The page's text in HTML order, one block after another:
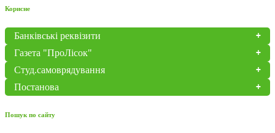
Корисне
Банківські реквізити
Газета "ПроЛісок"
Студ.самоврядування
Постанова
Пошук по сайту